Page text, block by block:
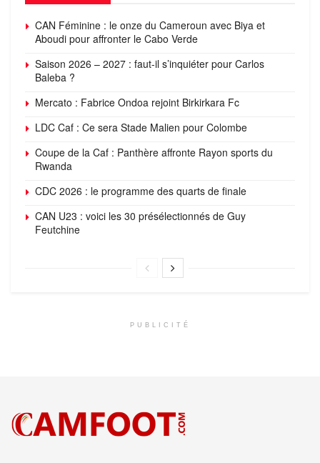
CAN Féminine : le onze du Cameroun avec Biya et
Aboudi pour affronter le Cabo Verde
Saison 2026 – 2027 : faut-il s’inquiéter pour Carlos
Baleba ?
Mercato : Fabrice Ondoa rejoint Birkirkara Fc
LDC Caf : Ce sera Stade Malien pour Colombe
Coupe de la Caf : Panthère affronte Rayon sports du
Rwanda
CDC 2026 : le programme des quarts de finale
CAN U23 : voici les 30 présélectionnés de Guy
Feutchine
PUBLICITÉ